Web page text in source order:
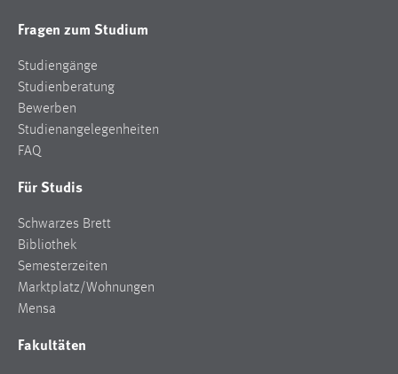
Fragen zum Studium
Studiengänge
Studienberatung
Bewerben
Studienangelegenheiten
FAQ
Für Studis
Schwarzes Brett
Bibliothek
Semesterzeiten
Marktplatz/Wohnungen
Mensa
Fakultäten